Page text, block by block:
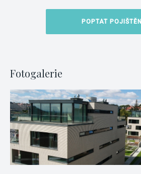
POPTAT POJIŠTĚNÍ
Fotogalerie